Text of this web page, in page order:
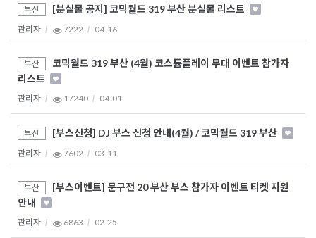
부산 [분실물 공지] 코믹월드 319 부산 분실물 리스트
관리자 7222 04-16
부산
코믹월드 319 부산 (4월) 코스튬플레이 무대 이벤트 참가자
리스트
관리자 17240 04-01
부산 [부스신청] DJ 부스 신청 안내(4월) / 코믹월드 319 부산
관리자 7602 03-11
부산
[부스이벤트] 문구전 20 부산 부스 참가자 이벤트 티켓 지원
안내
관리자 6863 02-25